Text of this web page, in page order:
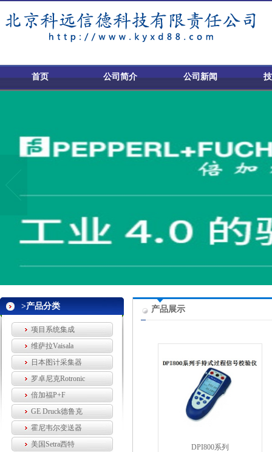
首页 公司简介 公司新闻
>产品分类
项目系统集成
维萨拉Vaisala
日本图计采集器
罗卓尼克Rotronic
倍加福P+F
GE Druck德鲁克
霍尼韦尔变送器
美国Setra西特
产品展示
DPI800系列